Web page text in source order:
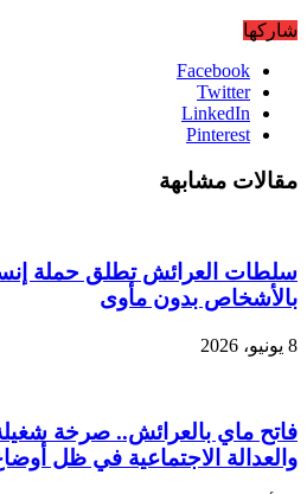
شاركها
Facebook
Twitter
LinkedIn
Pinterest
مقالات مشابهة
سلطات العرائش تطلق حملة
بالأشخاص بدون مأوى
8 يونيو، 2026
فاتح ماي بالعرائش.. صرخة
والعدالة الاجتماعية في ظل